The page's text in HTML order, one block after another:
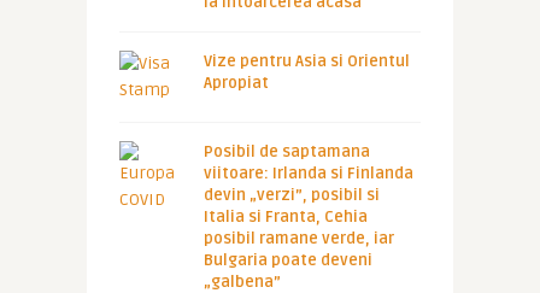
Vize pentru Asia si Orientul
Apropiat
Posibil de saptamana
viitoare: Irlanda si Finlanda
devin „verzi”, posibil si
Italia si Franta, Cehia
posibil ramane verde, iar
Bulgaria poate deveni
„galbena”